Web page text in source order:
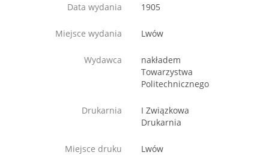
Data wydania 1905
Miejsce wydania Lwów
Wydawca
nakładem
Towarzystwa
Politechnicznego
Drukarnia
I Związkowa
Drukarnia
Miejsce druku Lwów